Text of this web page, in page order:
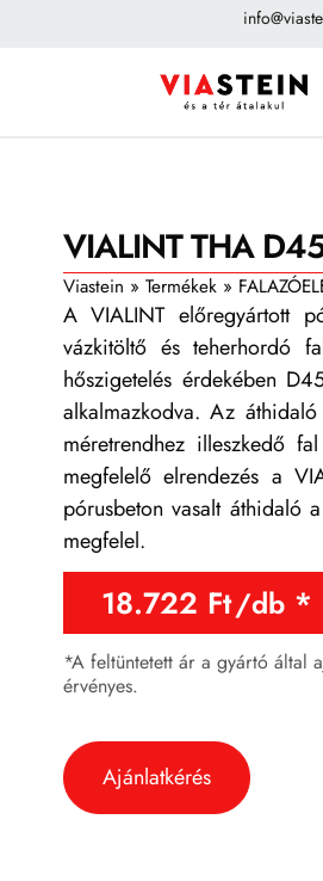
VIALINT THA
Viastein » Termékek»
A VIALINT előregyártott
vázkitöltő és teherhordó
hőszigetelés érdekében
alkalmazkodva. Az
méretrendhez illeszkedő
megfelelő elrendezés a
pórusbeton vasalt áthidaló
megfelel.
18.722 Ft/db
*A feltüntetett ár a gyártó által
érvényes.
Ajánlatkérés